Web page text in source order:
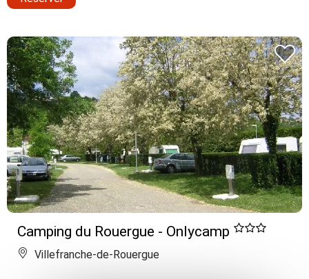
Camping du Rouergue - Onlycamp
Villefranche-de-Rouergue